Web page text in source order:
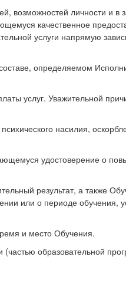
возможностей личности и в
качественное
услуги напрямую
определяемом
услуг. Уважительной
насилия,
удостоверение о
результат, а также
или о периоде обучения,
и место Обучения.
(частью образовательной